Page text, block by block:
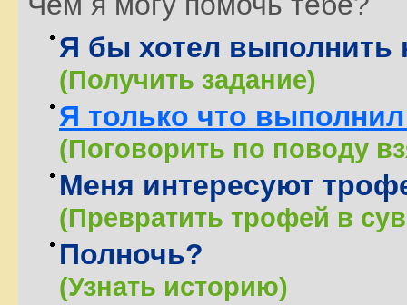
Я бы хотел выполнить
(Получить задание)
Я только что
(Поговорить по поводу
Меня интересуют
(Превратить трофей в
Полночь?
(Узнать историю)